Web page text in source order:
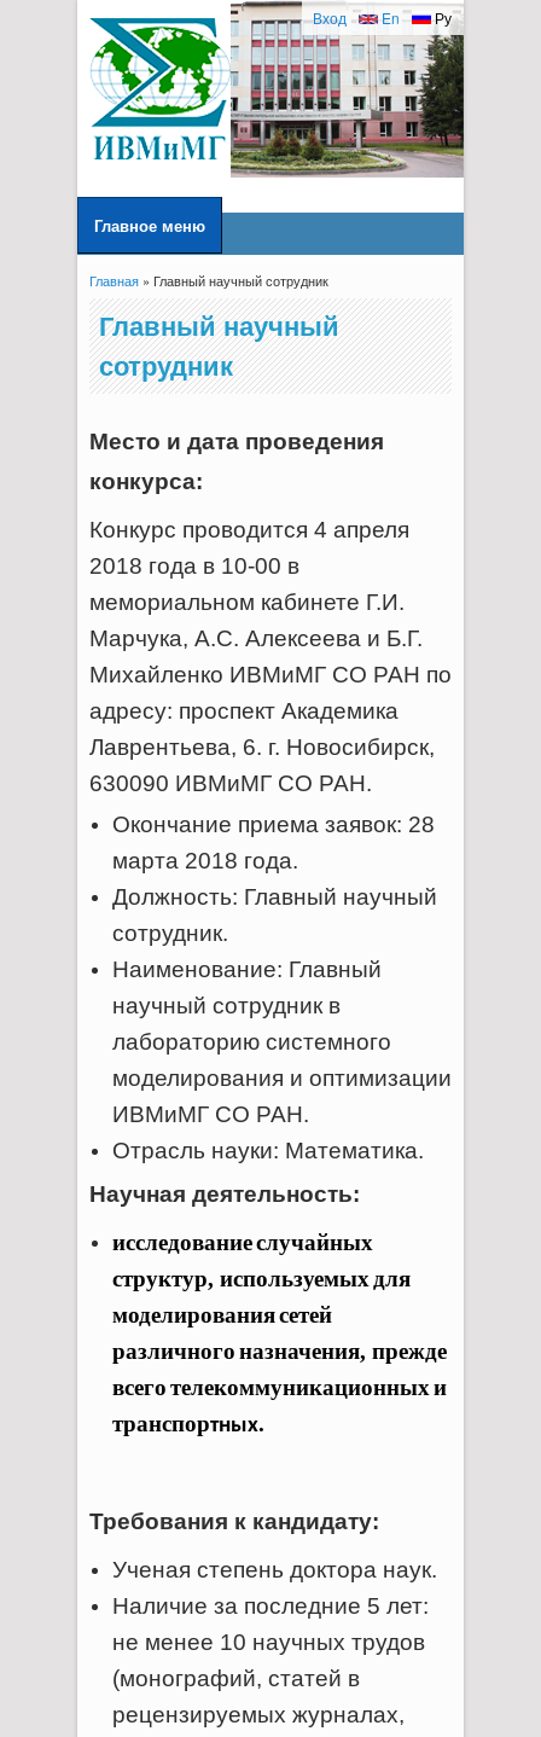
Ру
En
Вход
Главное меню
Вы здесь
Главная» Главный научный сотрудник
Главный научный
сотрудник
Место и дата проведения
конкурса:
Конкурс проводится 4 апреля
2018 года в 10-00 в
мемориальном кабинете Г.И.
Марчука, А.С. Алексеева и Б.Г.
Михайленко ИВМиМГ СО РАН по
адресу: проспект Академика
Лаврентьева, 6. г. Новосибирск,
630090 ИВМиМГ СО РАН.
Окончание приема заявок: 28
марта 2018 года.
Должность: Главный научный
сотрудник.
Наименование: Главный
научный сотрудник в
лабораторию системного
моделирования и оптимизации
ИВМиМГ СО РАН.
Отрасль науки: Математика.
Научная деятельность:
исследованиеслучайных
структур,используемыхдля
моделированиясетей
различногоназначения,прежде
всеготелекоммуникационныхи
транспортных.
Требования к кандидату:
Ученая степень доктора наук.
Наличие за последние 5 лет:
не менее 10 научных трудов
(монографий, статей в
рецензируемых журналах,